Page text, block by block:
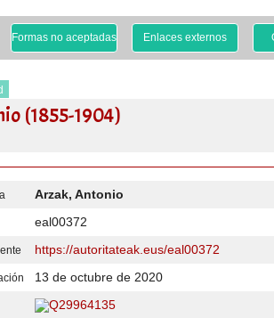
Formas no aceptadas Enlaces externos
(1855-1904)
Arzak, Antonio
eal00372
https://autoritateak.eus/eal00372
13 de octubre de 2020
Q29964135